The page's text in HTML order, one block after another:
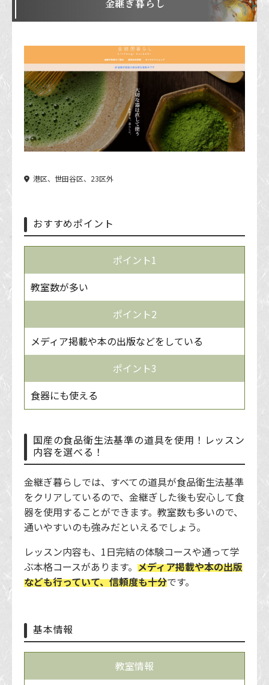
金継ぎ暮らし
港区、世田谷区、23区外
おすすめポイント
ポイント1
教室数が多い
ポイント2
メディア掲載や本の出版などをしている
ポイント3
食器にも使える
国産の食品衛生法基準の道具を使用！レッスン
内容を選べる！
金継ぎ暮らしでは、すべての道具が食品衛生法基準
をクリアしているので、金継ぎした後も安心して食
器を使用することができます。教室数も多いので、
通いやすいのも強みだといえるでしょう。
レッスン内容も、1日完結の体験コースや通って学
ぶ本格コースがあります。 メディア掲載や本の出版
なども行っていて、信頼度も十分です。
基本情報
教室情報